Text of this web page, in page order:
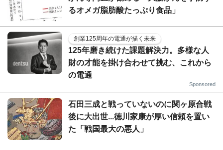
るオメガ脂肪酸たっぷり食品」
創業125周年の電通が描く未来
125年磨き続けた課題解決力。多様な人
財の才能を掛け合わせて挑む、これから
の電通
Sponsored
石田三成と戦っていないのに関ヶ原合戦
後に大出世...徳川家康が厚い信頼を置い
た「戦国最大の悪人」